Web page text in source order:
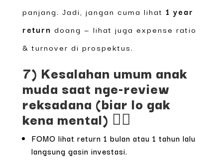
panjang. Jadi, jangan cuma lihat 1 year
return doang — lihat juga expense ratio
& turnover di prospektus.
7) Kesalahan umum anak
muda saat nge-review
reksadana (biar lo gak
kena mental) 🤦‍♂️
FOMO lihat return 1 bulan atau 1 tahun lalu
langsung gasin investasi.